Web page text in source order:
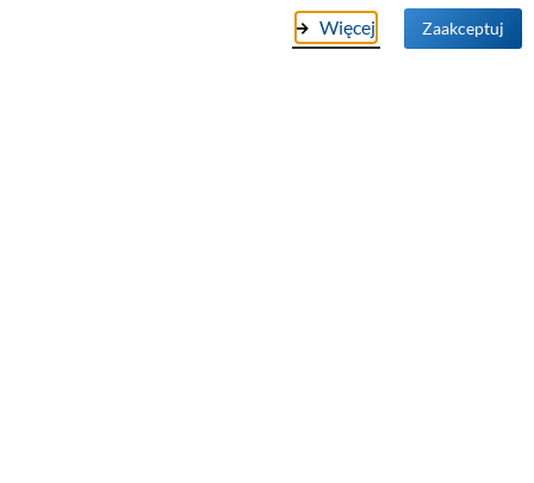
Fotowoltaika autonomiczna Off-Grid
Systemy Fotowoltaiczne hybrydowe
Więcej Zaakceptuj